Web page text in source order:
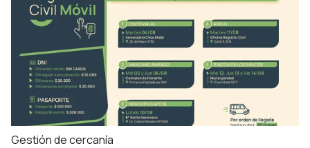
Gestión de cercanía